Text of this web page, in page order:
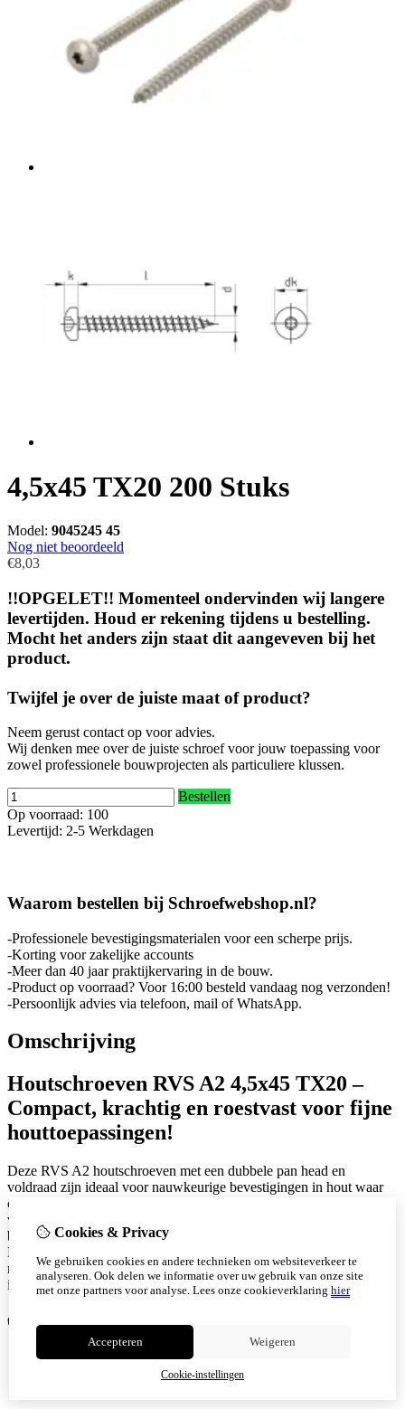
4,5x45 TX20 200 Stuks
Model: 9045245 45
Nog niet beoordeeld
€8,03
!!OPGELET!! Momenteel ondervinden wij langere
levertijden. Houd er rekening tijdens u bestelling.
Mocht het anders zijn staat dit aangeveven bij het
product.
Twijfel je over de juiste maat of product?
Neem gerust contact op voor advies.
Wij denken mee over de juiste schroef voor jouw toepassing voor
zowel professionele bouwprojecten als particuliere klussen.
Bestellen
Op voorraad: 100
Levertijd: 2-5 Werkdagen
Waarom bestellen bij Schroefwebshop.nl?
-Professionele bevestigingsmaterialen voor een scherpe prijs.
-Korting voor zakelijke accounts
-Meer dan 40 jaar praktijkervaring in de bouw.
-Product op voorraad? Voor 16:00 besteld vandaag nog verzonden!
-Persoonlijk advies via telefoon, mail of WhatsApp.
Omschrijving
Houtschroeven RVS A2 4,5x45 TX20 –
Compact, krachtig en roestvast voor fijne
houttoepassingen!
Deze RVS A2 houtschroeven met een dubbele pan head en
voldraad zijn ideaal voor nauwkeurige bevestigingen in hout waar
compacte afmetingen en maximale grip vereist zijn. Dankzij de
volledige schroefdraad en de TX20 binnenveelkant aandrijving
bieden deze schroeven optimale krachtoverdracht zonder wiebelen.
De combinatie van roestvast staal en doordachte schroefgeometrie
maakt deze 4,5x45 mm schroef perfect voor fijn timmerwerk,
interieurbouw of toepassingen in de zonnesector.
✅
Volledige draad voor maximale grip in korte bevestigingen
TX20 aandrijving voor stabiele, slipvrije montage
Cookies & Privacy
We gebruiken cookies en andere technieken om websiteverkeer te
analyseren. Ook delen we informatie over uw gebruik van onze site
met onze partners voor analyse. Lees onze cookieverklaring hier
Accepteren Weigeren
Cookie-instellingen